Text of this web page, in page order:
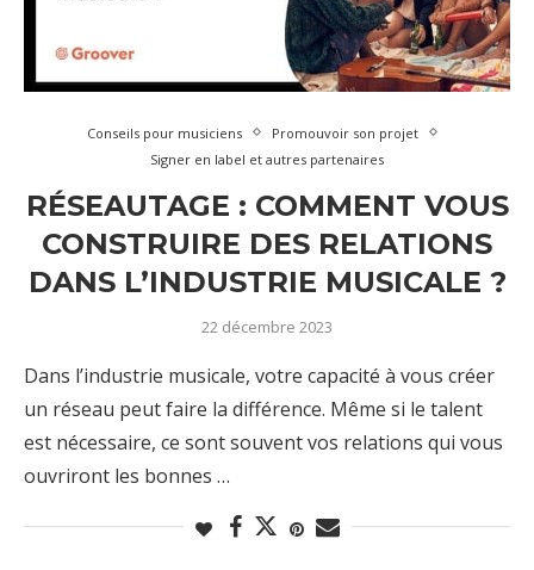
Conseils pour musiciens
Promouvoir son projet
Signer en label et autres partenaires
RÉSEAUTAGE : COMMENT VOUS
CONSTRUIRE DES RELATIONS
DANS L’INDUSTRIE MUSICALE ?
22 décembre 2023
Dans l’industrie musicale, votre capacité à vous créer
un réseau peut faire la différence. Même si le talent
est nécessaire, ce sont souvent vos relations qui vous
ouvriront les bonnes …